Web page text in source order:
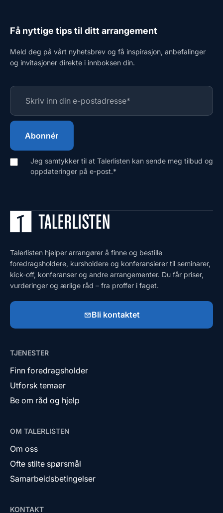
Få nyttige tips til ditt arrangement
Meld deg på vårt nyhetsbrev og få inspirasjon, anbefalinger
og invitasjoner direkte i innboksen din.
Jeg samtykker til at Talerlisten kan sende meg tilbud og
oppdateringer på e-post.*
Talerlisten hjelper arrangører å finne og bestille
foredragsholdere, kursholdere og konferansierer til seminarer,
kick-off, konferanser og andre arrangementer. Du får priser,
vurderinger og ærlige råd – fra proffer i faget.
Bli kontaktet
TJENESTER
Finn foredragsholder
Utforsk temaer
Be om råd og hjelp
OM TALERLISTEN
Om oss
Ofte stilte spørsmål
Samarbeidsbetingelser
KONTAKT